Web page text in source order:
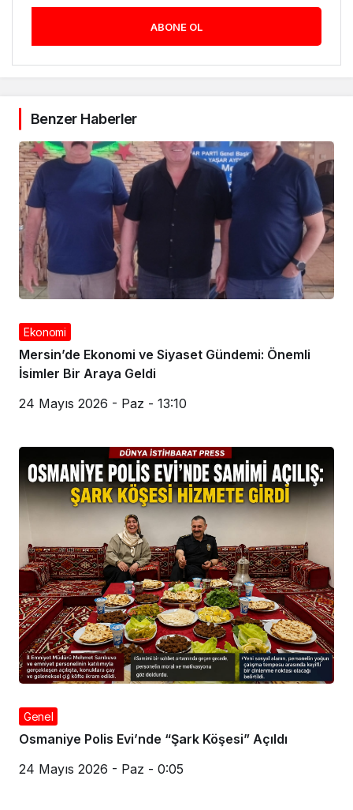
ABONE OL
Benzer Haberler
Ekonomi
Mersin’de Ekonomi ve Siyaset Gündemi: Önemli
İsimler Bir Araya Geldi
24 Mayıs 2026 - Paz - 13:10
Genel
Osmaniye Polis Evi’nde “Şark Köşesi” Açıldı
24 Mayıs 2026 - Paz - 0:05